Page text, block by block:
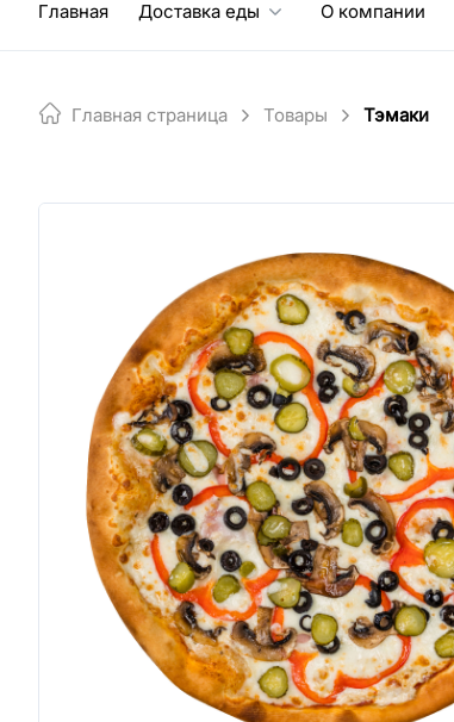
Главная Доставка еды О компании
Главная страница Товары Тэмаки